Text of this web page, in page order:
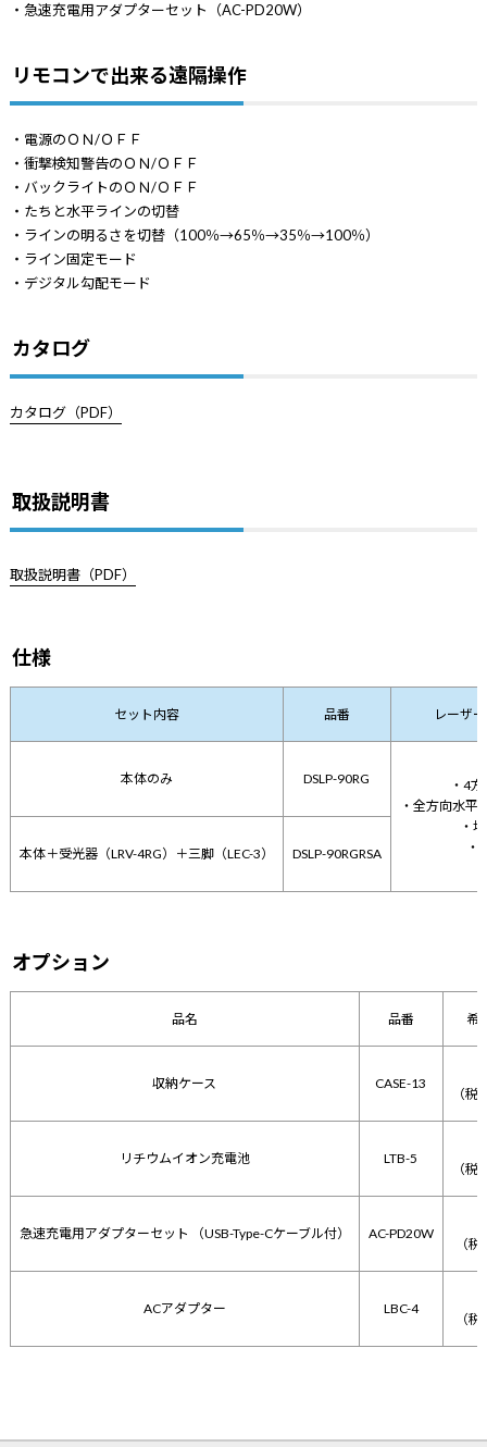
・急速充電用アダプターセット（AC-PD20W）
リモコンで出来る遠隔操作
・電源のＯＮ/ＯＦＦ
・衝撃検知警告のＯＮ/ＯＦＦ
・バックライトのＯＮ/ＯＦＦ
・たちと水平ラインの切替
・ラインの明るさを切替（100％→65％→35％→100％）
・ライン固定モード
・デジタル勾配モード
カタログ
カタログ（PDF）
取扱説明書
取扱説明書（PDF）
仕様
セット内容 品番 レーザ
本体のみ DSLP-90RG
・4
・全方向水平
・
・
本体＋受光器（LRV-4RG）＋三脚（LEC-3） DSLP-90RGRSA
オプション
品名 品番 希
収納ケース CASE-13
（
リチウムイオン充電池 LTB-5
（
急速充電用アダプターセット （USB-Type-Cケーブル付） AC-PD20W
（
ACアダプター LBC-4
（